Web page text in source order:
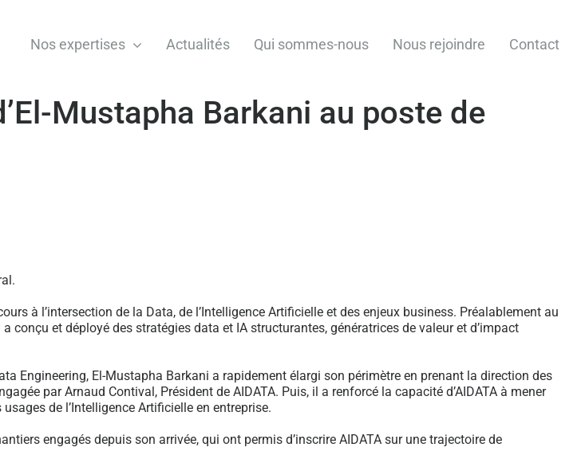
Nos expertises Actualités Qui sommes-nous Nous rejoindre Contact
Mustapha Barkani au poste de
à l’intersection de la Data, de l’Intelligence Artificielle et des enjeux business. Préalablement au
conçu et déployé des stratégies data et IA structurantes, génératrices de valeur et d’impact
Engineering, El-Mustapha Barkani a rapidement élargi son périmètre en prenant la direction des
par Arnaud Contival, Président de AIDATA. Puis, il a renforcé la capacité d’AIDATA à mener
de l’Intelligence Artificielle en entreprise.
engagés depuis son arrivée, qui ont permis d’inscrire AIDATA sur une trajectoire de